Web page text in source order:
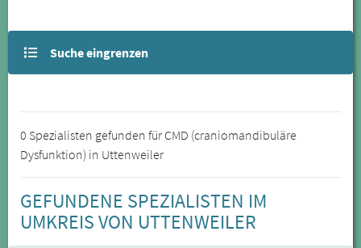
Suche eingrenzen
0 Spezialisten gefunden für CMD (craniomandibuläre
Dysfunktion) in Uttenweiler
GEFUNDENE SPEZIALISTEN IM
UMKREIS VON UTTENWEILER